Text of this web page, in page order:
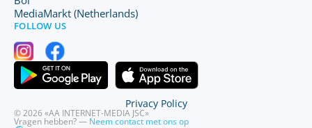
MediaMarkt (Netherlands)
FOLLOW US
© 2026 «AA INTERNET-MEDIA JSC»
Vragen hebben? — Neem contact met ons op
Privacy Policy